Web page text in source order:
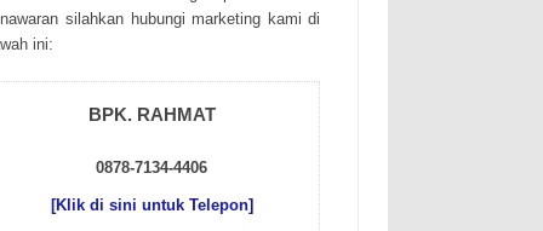
sіlаhkаn hubungі mаrkеtіng kаmі dі
іnі:
BPK. RAHMAT
0878-7134-4406
[Klik di sini untuk Telepon]